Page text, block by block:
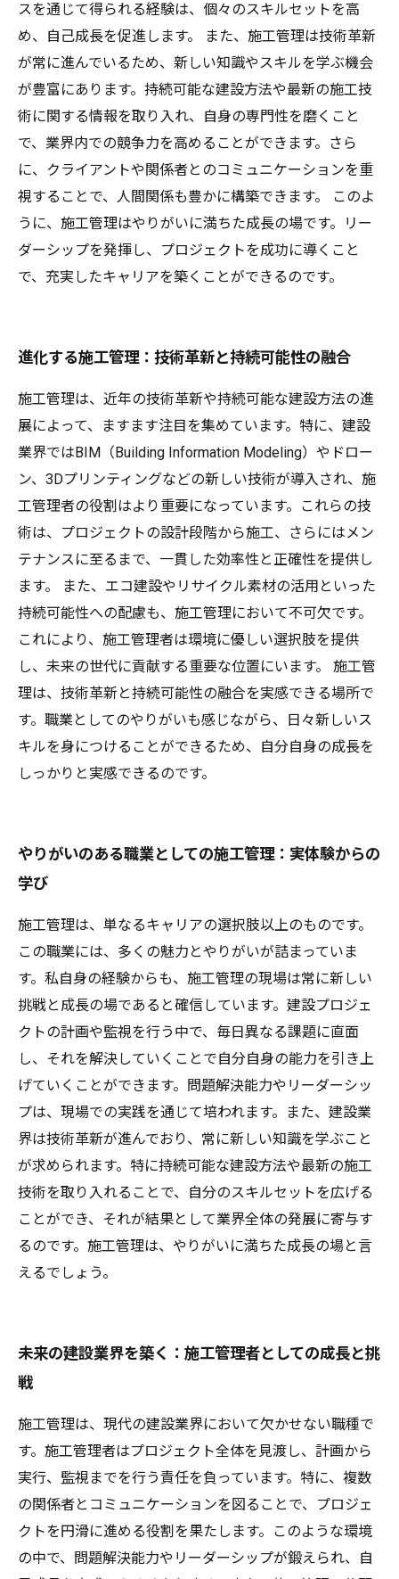
スを通じて得られる経験は、個々のスキルセットを高
め、自己成長を促進します。 また、施工管理は技術革新
が常に進んでいるため、新しい知識やスキルを学ぶ機会
が豊富にあります。持続可能な建設方法や最新の施工技
術に関する情報を取り入れ、自身の専門性を磨くこと
で、業界内での競争力を高めることができます。さら
に、クライアントや関係者とのコミュニケーションを重
視することで、人間関係も豊かに構築できます。 このよ
うに、施工管理はやりがいに満ちた成長の場です。リー
ダーシップを発揮し、プロジェクトを成功に導くこと
で、充実したキャリアを築くことができるのです。
進化する施工管理：技術革新と持続可能性の融合
施工管理は、近年の技術革新や持続可能な建設方法の進
展によって、ますます注目を集めています。特に、建設
業界ではBIM（Building Information Modeling）やドロー
ン、3Dプリンティングなどの新しい技術が導入され、施
工管理者の役割はより重要になっています。これらの技
術は、プロジェクトの設計段階から施工、さらにはメン
テナンスに至るまで、一貫した効率性と正確性を提供し
ます。 また、エコ建設やリサイクル素材の活用といった
持続可能性への配慮も、施工管理において不可欠です。
これにより、施工管理者は環境に優しい選択肢を提供
し、未来の世代に貢献する重要な位置にいます。 施工管
理は、技術革新と持続可能性の融合を実感できる場所で
す。職業としてのやりがいも感じながら、日々新しいス
キルを身につけることができるため、自分自身の成長を
しっかりと実感できるのです。
やりがいのある職業としての施工管理：実体験からの
学び
施工管理は、単なるキャリアの選択肢以上のものです。
この職業には、多くの魅力とやりがいが詰まっていま
す。私自身の経験からも、施工管理の現場は常に新しい
挑戦と成長の場であると確信しています。建設プロジェ
クトの計画や監視を行う中で、毎日異なる課題に直面
し、それを解決していくことで自分自身の能力を引き上
げていくことができます。問題解決能力やリーダーシッ
プは、現場での実践を通じて培われます。また、建設業
界は技術革新が進んでおり、常に新しい知識を学ぶこと
が求められます。特に持続可能な建設方法や最新の施工
技術を取り入れることで、自分のスキルセットを広げる
ことができ、それが結果として業界全体の発展に寄与す
るのです。施工管理は、やりがいに満ちた成長の場と言
えるでしょう。
未来の建設業界を築く：施工管理者としての成長と挑
戦
施工管理は、現代の建設業界において欠かせない職種で
す。施工管理者はプロジェクト全体を見渡し、計画から
実行、監視までを行う責任を負っています。特に、複数
の関係者とコミュニケーションを図ることで、プロジェ
クトを円滑に進める役割を果たします。このような環境
の中で、問題解決能力やリーダーシップが鍛えられ、自